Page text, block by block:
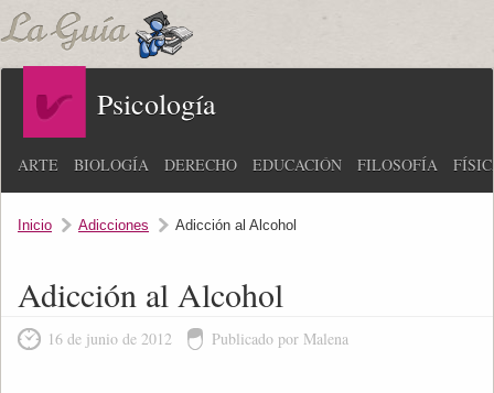
Psicología
ARTE BIOLOGÍA DERECHO EDUCACIÓN FILOSOFÍA
Inicio Adicciones Adicción al Alcohol
Adicción al Alcohol
16 de junio de 2012 Publicado por Malena